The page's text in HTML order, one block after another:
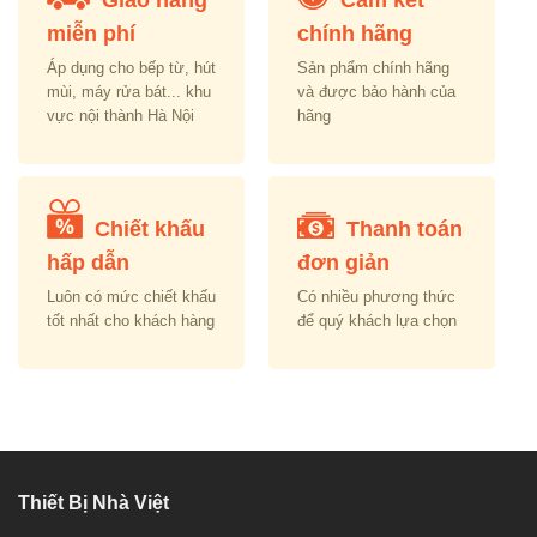
miễn phí
Áp dụng cho bếp từ, hút
mùi, máy rửa bát... khu
vực nội thành Hà Nội
chính hãng
Sản phẩm chính hãng
và được bảo hành của
hãng
Chiết khấu
hấp dẫn
Luôn có mức chiết khấu
tốt nhất cho khách hàng
Thanh toán
đơn giản
Có nhiều phương thức
để quý khách lựa chọn
Thiết Bị Nhà Việt